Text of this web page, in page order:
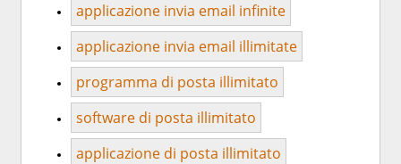
applicazione invia email infinite
applicazione invia email illimitate
programma di posta illimitato
software di posta illimitato
applicazione di posta illimitato